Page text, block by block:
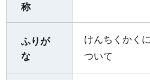
称
ふりが
な
けんちくかく
ついて